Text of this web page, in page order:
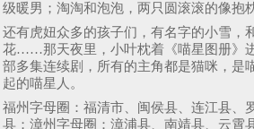
级暖男；淘淘和泡泡，两只圆滚滚的像抱
还有虎妞众多的孩子们，有名字的小雪，
花……那天夜里，小叶枕着《喵星图册》
部多集连续剧，所有的主角都是猫咪，是
起的喵星人。
福州字母圈：福清市、闽侯县、连江县、
县；漳州字母圈：漳浦县、南靖县、云霄